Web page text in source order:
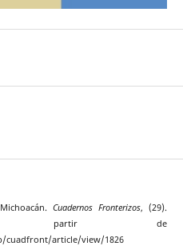
Cuadernos Fronterizos, (29).
a partir de
cuadfront/article/view/1826